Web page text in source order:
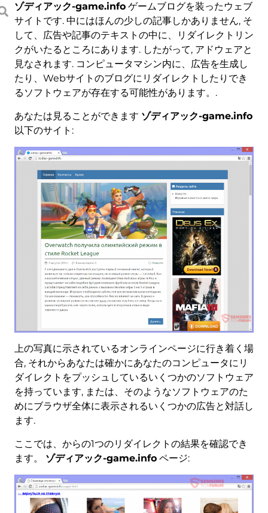
ゾディアック-game.infoゲームブログを装ったウェブ
サイトです. 中にはほんの少しの記事しかありません, そ
して、広告や記事のテキストの中に、リダイレクトリン
クがいたるところにあります. したがって, アドウェアと
見なされます. コンピュータマシン内に、広告を生成し
たり、Webサイトのブログにリダイレクトしたりでき
るソフトウェアが存在する可能性があります。.
あなたは見ることができます ゾディアック-game.info
以下のサイト:
上の写真に示されているオンラインページに行き着く場
合, それからあなたは確かにあなたのコンピュータにリ
ダイレクトをプッシュしているいくつかのソフトウェア
を持っています, または、そのようなソフトウェアのた
めにブラウザ全体に表示されるいくつかの広告と対話し
ます.
ここでは、からの1つのリダイレクトの結果を確認でき
ます。 ゾディアック-game.infoページ: